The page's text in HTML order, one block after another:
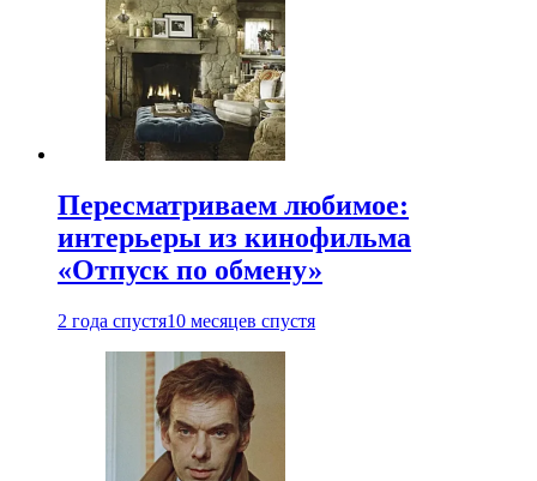
Пересматриваем любимое:
интерьеры из кинофильма
«Отпуск по обмену»
2 года спустя10 месяцев спустя